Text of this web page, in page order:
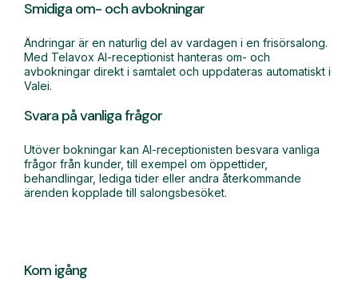
Smidiga om- och avbokningar
Ändringar är en naturlig del av vardagen i en frisörsalong.
Med Telavox AI-receptionist hanteras om- och
avbokningar direkt i samtalet och uppdateras automatiskt i
Valei.
Svara på vanliga frågor
Utöver bokningar kan AI-receptionisten besvara vanliga
frågor från kunder, till exempel om öppettider,
behandlingar, lediga tider eller andra återkommande
ärenden kopplade till salongsbesöket.
Kom igång